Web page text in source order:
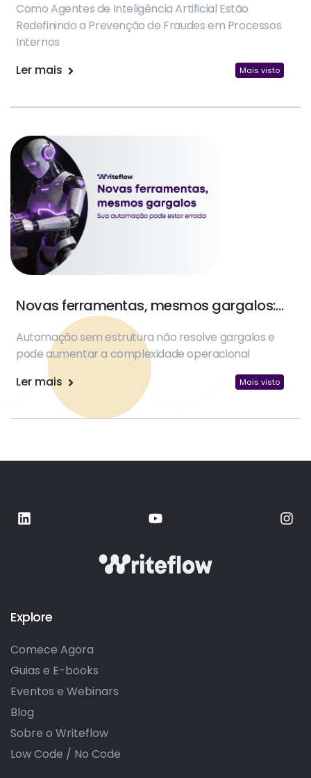
Como Agentes de Inteligência Artificial Estão
Redefinindo a Prevenção de Fraudes em Processos
Internos
Ler mais
Mais visto
Novas ferramentas, mesmos gargalos:
sua automação pode estar errada
Automação sem estrutura não resolve gargalos e
pode aumentar a complexidade operacional
Ler mais
Mais visto
Explore
Comece Agora
Guias e E-books
Eventos e Webinars
Blog
Sobre o Writeflow
Low Code / No Code